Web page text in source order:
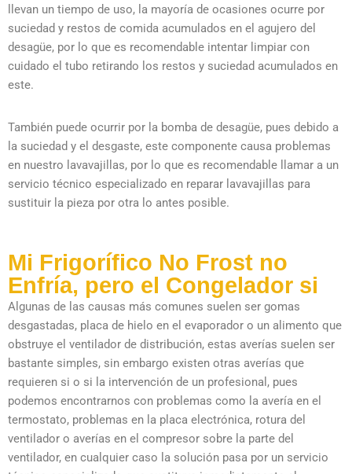
llevan un tiempo de uso, la mayoría de ocasiones ocurre por
suciedad y restos de comida acumulados en el agujero del
desagüe, por lo que es recomendable intentar limpiar con
cuidado el tubo retirando los restos y suciedad acumulados en
este.
También puede ocurrir por la bomba de desagüe, pues debido a
la suciedad y el desgaste, este componente causa problemas
en nuestro lavavajillas, por lo que es recomendable llamar a un
servicio técnico especializado en reparar lavavajillas para
sustituir la pieza por otra lo antes posible.
Mi Frigorífico No Frost no
Enfría, pero el Congelador si
Algunas de las causas más comunes suelen ser gomas
desgastadas, placa de hielo en el evaporador o un alimento que
obstruye el ventilador de distribución, estas averías suelen ser
bastante simples, sin embargo existen otras averías que
requieren si o si la intervención de un profesional, pues
podemos encontrarnos con problemas como la avería en el
termostato, problemas en la placa electrónica, rotura del
ventilador o averías en el compresor sobre la parte del
ventilador, en cualquier caso la solución pasa por un servicio